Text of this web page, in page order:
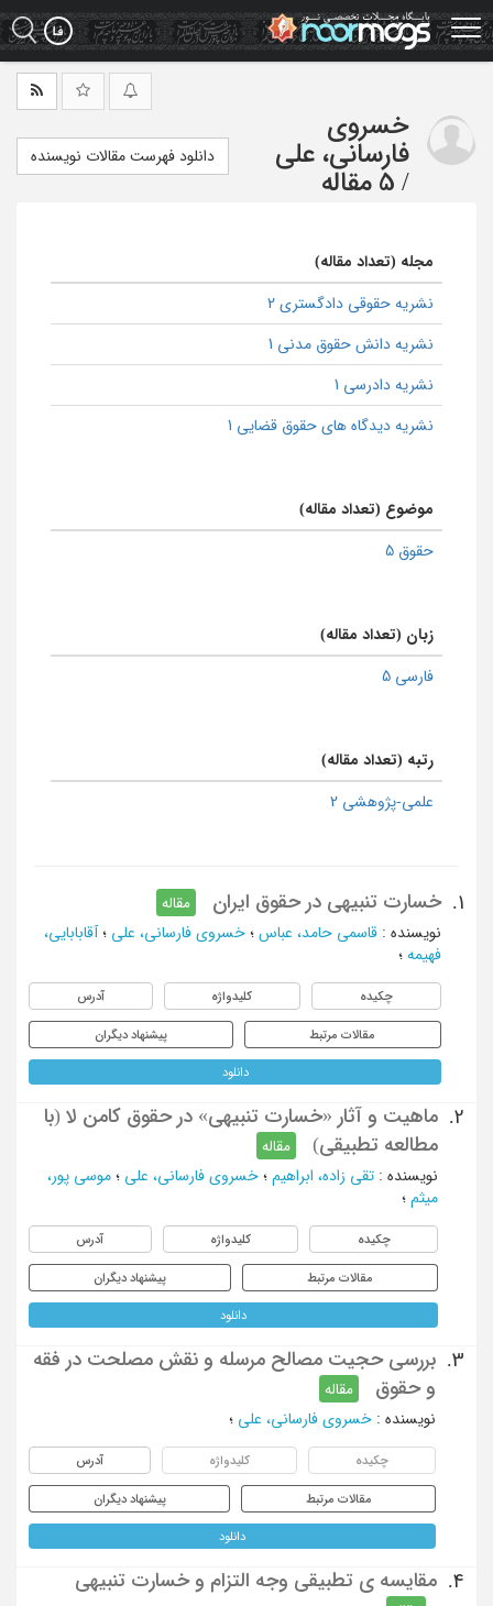
Skip
to
main
خسروی
فارسانی، علی
/ 5 مقاله
دانلود فهرست مقالات نویسنده
مجله (تعداد مقاله)
نشریه حقوقی دادگستری 2
نشریه دانش حقوق مدنی 1
نشریه دادرسی 1
نشریه دیدگاه های حقوق قضایی 1
موضوع (تعداد مقاله)
حقوق 5
زبان (تعداد مقاله)
فارسی 5
رتبه (تعداد مقاله)
علمی-پژوهشی 2
1. خسارت تنبیهی در حقوق ایران
مقاله
نویسنده : قاسمی حامد، عباس ؛ خسروی فارسانی، علی ؛ آقابابایی،
فهیمه ؛
چکیده کلیدواژه آدرس
مقالات مرتبط پیشنهاد دیگران
دانلود
2.
ماهیت و آثار «خسارت تنبیهی» در حقوق کامن لا (با
مطالعه تطبیقی)
مقاله
نویسنده : تقی زاده، ابراهیم ؛ خسروی فارسانی، علی ؛ موسی پور،
میثم ؛
چکیده کلیدواژه آدرس
مقالات مرتبط پیشنهاد دیگران
دانلود
3.
بررسی حجیت مصالح مرسله و نقش مصلحت در فقه
و حقوق
مقاله
نویسنده : خسروی فارسانی، علی ؛
چکیده کلیدواژه آدرس
مقالات مرتبط پیشنهاد دیگران
دانلود
4. مقایسه ی تطبیقی وجه التزام و خسارت تنبیهی